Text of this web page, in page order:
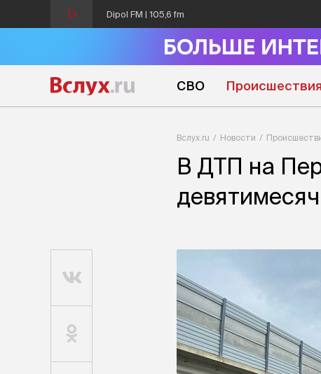
Dipol FM | 105,6 fm
СВО Происшествия
Вслух.ru Новости
В ДТП на